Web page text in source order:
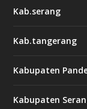
Kab.serang
Kab.tangerang
Kabupaten
Kabupaten